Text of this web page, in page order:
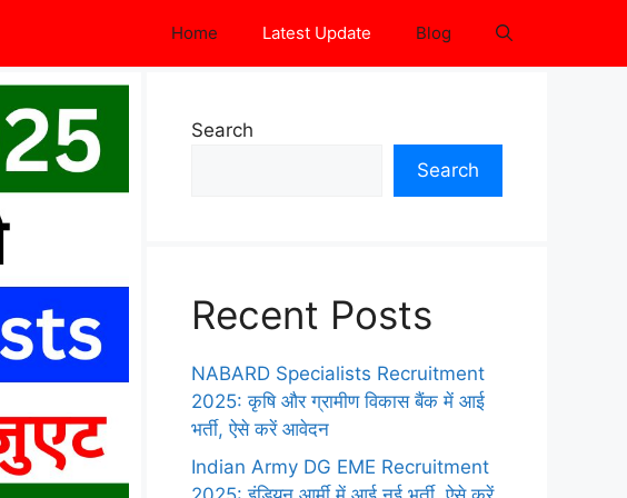
Home Latest Update Blog
Search
Search
Recent Posts
NABARD Specialists Recruitment
2025: कृषि और ग्रामीण विकास बैंक में आई
भर्ती, ऐसे करें आवेदन
Indian Army DG EME Recruitment